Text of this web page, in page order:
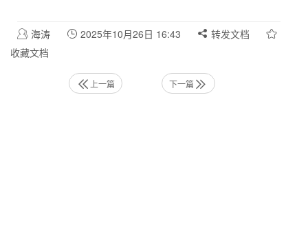
海涛 2025年10月26日 16:43
转发文档
收藏文档
上一篇 下一篇